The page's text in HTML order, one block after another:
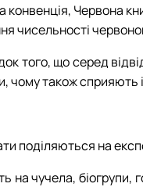
конвенція, Червона
чисельності
того, що серед
чому також
поділяються на
на чучела,